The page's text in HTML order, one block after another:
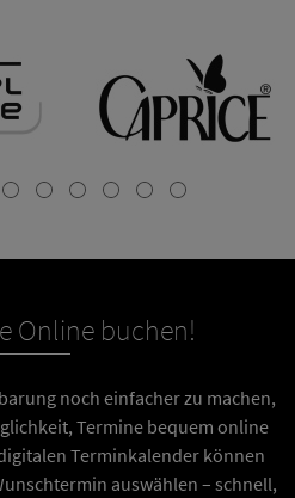
Online buchen!
noch einfacher zu machen,
Termine bequem online
Terminkalender können
auswählen – schnell,